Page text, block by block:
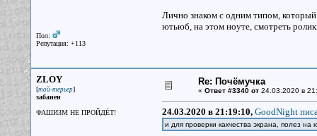
Пол:
Репутация: +113
Лично знаком с одним типом, который
ютьюб, на этом ноуте, смотреть
ZLOY
[той-терьер]
забанен
ФАШИЗМ НЕ ПРОЙДЁТ!
Re: Почёмучка
« Ответ #3340 от24.03.2020 в
24.03.2020 в 21:19:10, GoodNight
и для проверки какчества экрана, полез